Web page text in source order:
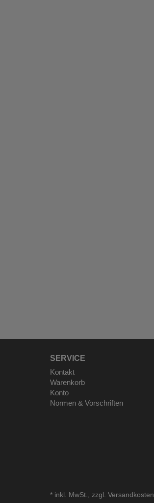
SERVICE
Kontakt
Warenkorb
Konto
Normen & Vorschriften
* inkl. MwSt., zzgl. Versandkosten